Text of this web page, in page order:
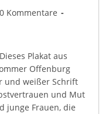
0 Kommentare
Plakat aus
Offenburg
und weißer Schrift
und Mut
junge Frauen, die